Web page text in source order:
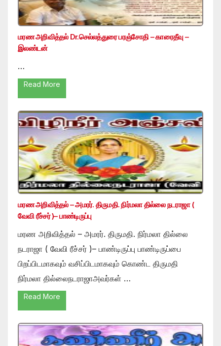
மரண அறிவித்தல் Dr.செல்லத்துரை பரஞ்சோதி – காரைதீவு –
இலண்டன்
…
Read More
மரண அறிவித்தல் – அமரர். திருமதி. நிர்மலா தில்லை நடராஜா (
வேவி ரீச்சர் )– பாண்டிருப்பு
மரண அறிவித்தல் – அமரர். திருமதி. நிர்மலா தில்லை
நடராஜா ( வேவி ரீச்சர் )– பாண்டிருப்பு பாண்டிருப்பை
பிறப்பிடமாகவும் வசிப்பிடமாகவும் கொண்ட திருமதி
நிர்மலா தில்லைநடராஜாஅவர்கள் …
Read More